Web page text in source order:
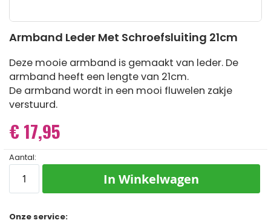
naar
begin
de
afbeeldingen-
gallerij
Armband Leder Met Schroefsluiting 21cm
Deze mooie armband is gemaakt van leder. De
armband heeft een lengte van 21cm.
De armband wordt in een mooi fluwelen zakje
verstuurd.
€ 17,95
Aantal:
In Winkelwagen
Onze service: